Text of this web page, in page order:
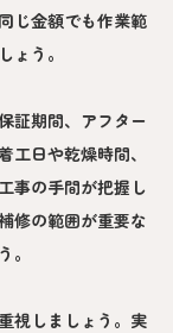
じ金額でも作業範
ょう。
証期間、アフター
日や乾燥時間、
事の手間が把握し
修の範囲が重要な
。
視しましょう。実